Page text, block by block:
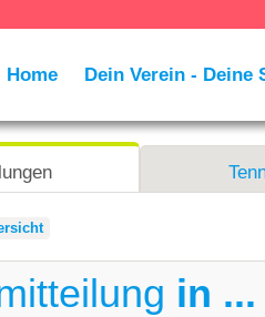
Home Dein Verein - Deine
in ...